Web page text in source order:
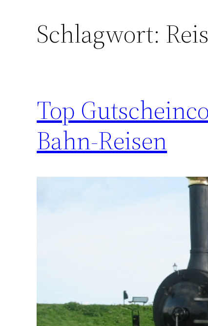
Schlagwort:
Top
Bahn-Reisen